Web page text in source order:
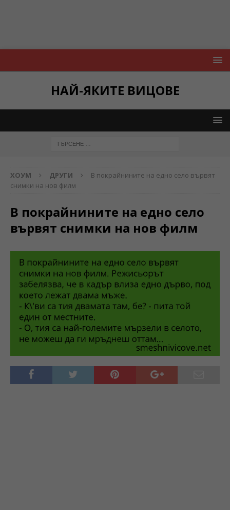
НАЙ-ЯКИТЕ ВИЦОВЕ
ХОУМ ДРУГИ
В покрайнините на едно село вървят
снимки на нов филм
В покрайнините на едно село
вървят снимки на нов филм